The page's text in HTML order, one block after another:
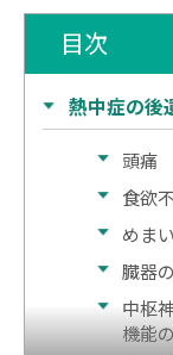
目次
熱中症の後
頭痛
食欲
めま
臓器
中枢
機能